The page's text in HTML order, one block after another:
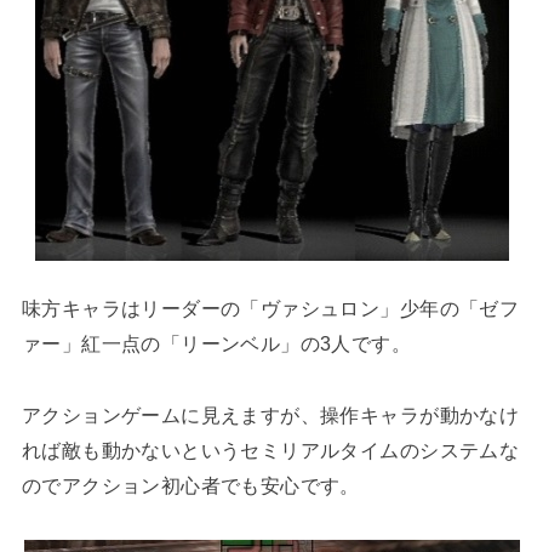
味方キャラはリーダーの「ヴァシュロン」少年の「ゼフ
ァー」紅一点の「リーンベル」の3人です。
アクションゲームに見えますが、操作キャラが動かなけ
れば敵も動かないというセミリアルタイムのシステムな
のでアクション初心者でも安心です。